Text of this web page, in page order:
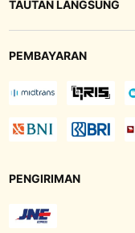
TAUTAN LANGSUNG
PEMBAYARAN
PENGIRIMAN